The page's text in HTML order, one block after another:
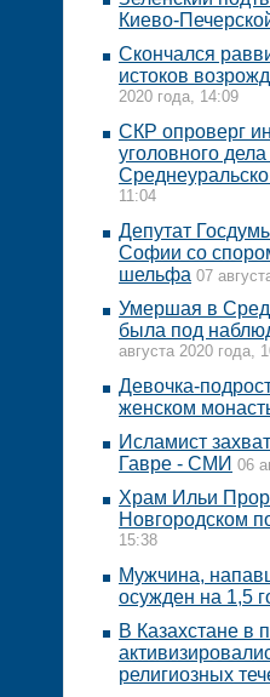
Киево-
Скончался
истоков
2020 года, 14:09
СКР опроверг
уголовного
11:04
Депутат
Софии со
шельфа 07
Умершая в
была под
августа 2020 года,
Девочка-
женском
Исламист
Гавре - СМИ 06
Храм Ильи
Новгородском
15:38
Мужчина,
осужден на 1,5
В Казахстане в
религиозных